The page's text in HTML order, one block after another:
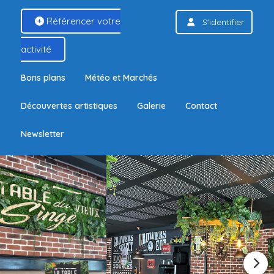
Référencer votre
activité
S'identifier
Bons plans Météo et Marchés
Découvertes artistiques Galerie Contact
Newsletter